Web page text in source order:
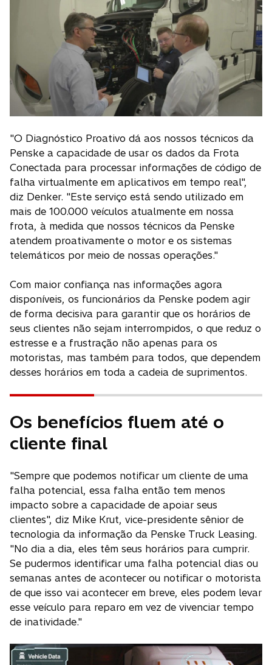
"O Diagnóstico Proativo dá aos nossos técnicos da
Penske a capacidade de usar os dados da Frota
Conectada para processar informações de código de
falha virtualmente em aplicativos em tempo real",
diz Denker. "Este serviço está sendo utilizado em
mais de 100.000 veículos atualmente em nossa
frota, à medida que nossos técnicos da Penske
atendem proativamente o motor e os sistemas
telemáticos por meio de nossas operações."
Com maior confiança nas informações agora
disponíveis, os funcionários da Penske podem agir
de forma decisiva para garantir que os horários de
seus clientes não sejam interrompidos, o que reduz o
estresse e a frustração não apenas para os
motoristas, mas também para todos, que dependem
desses horários em toda a cadeia de suprimentos.
Os benefícios fluem até o
cliente final
"Sempre que podemos notificar um cliente de uma
falha potencial, essa falha então tem menos
impacto sobre a capacidade de apoiar seus
clientes", diz Mike Krut, vice-presidente sênior de
tecnologia da informação da Penske Truck Leasing.
"No dia a dia, eles têm seus horários para cumprir.
Se pudermos identificar uma falha potencial dias ou
semanas antes de acontecer ou notificar o motorista
de que isso vai acontecer em breve, eles podem levar
esse veículo para reparo em vez de vivenciar tempo
de inatividade."